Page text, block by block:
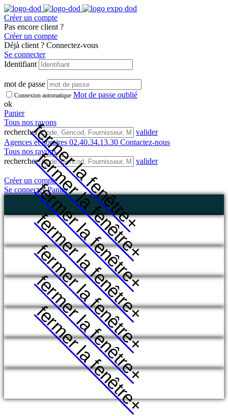
Créer un compte
Pas encore client ?
Créer un compte
Déjà client ? Connectez-vous
Se connecter
Identifiant
mot de passe
Connexion automatique Mot de passe oublié
ok
Panier
Tous nos rayons
rechercher
valider
Agences et horaires 02.40.34.13.30 Contactez-nous
Tous nos rayons
rechercher
valider
Créer un compte
Se connecterPanier
fermer la fenêtre
+
fermer la fenêtre
+
fermer la fenêtre
+
fermer la fenêtre
+
fermer la fenêtre
+
fermer la fenêtre
+
fermer la fenêtre
+